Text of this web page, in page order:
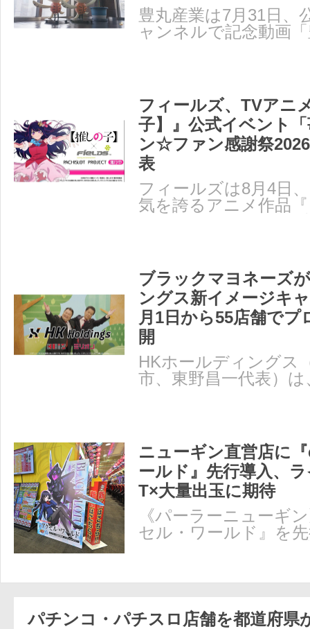
豊丸産業は7月31日、
ャンネルで記念動画
フィールズ、TVアニ
子】』公式イベント
ン☆ファン感謝祭
表
フィールズは8月4日
気を誇るアニメ作品
ブラックマヨネーズ
ングス新イメージキ
月1日から55店舗でプ
開
HKホールディングス
市、東野昌一代表）
ニューギン直営店に
ールド』先行導入、
T×大量出玉に期待
《パーラーニューギ
セル・ワールド』を
パチンコ・パチスロ店舗を都道府県